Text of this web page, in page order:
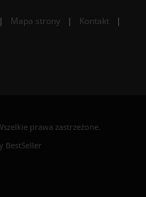
| Mapa strony | Kontakt
|
prawa zastrzeżone.
BestSeller